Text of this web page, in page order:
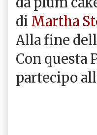
di Martha
Alla fine
Con questa
partecipo